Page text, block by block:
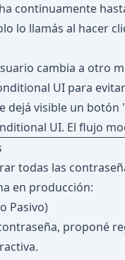
continuamente
lo llamás al hacer
cambia a otro
UI para
dejá visible un
UI. El flujo
todas las
en producción:
Pasivo)
proponé